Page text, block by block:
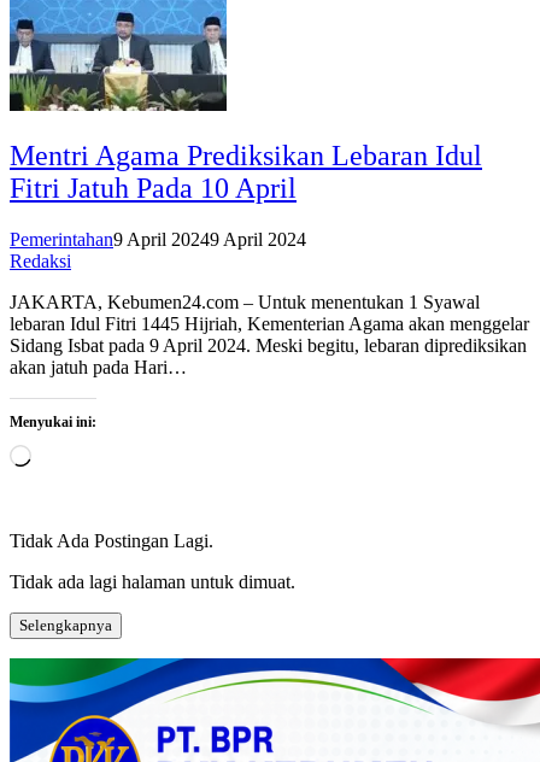
Mentri Agama Prediksikan Lebaran Idul
Fitri Jatuh Pada 10 April
Pemerintahan9 April 20249 April 2024
Redaksi
JAKARTA, Kebumen24.com – Untuk menentukan 1 Syawal
lebaran Idul Fitri 1445 Hijriah, Kementerian Agama akan menggelar
Sidang Isbat pada 9 April 2024. Meski begitu, lebaran diprediksikan
akan jatuh pada Hari…
Menyukai ini:
Memuat...
Tidak Ada Postingan Lagi.
Tidak ada lagi halaman untuk dimuat.
Selengkapnya